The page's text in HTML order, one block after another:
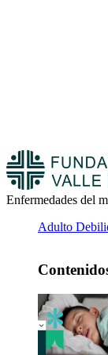
Enfermedades del
Adulto